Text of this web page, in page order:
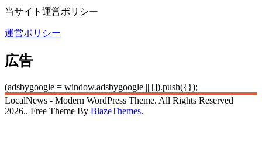
当サイト運営ポリシー
運営ポリシー
広告
(adsbygoogle = window.adsbygoogle || []).push({});
LocalNews - Modern WordPress Theme. All Rights Reserved
2026.. Free Theme By BlazeThemes.